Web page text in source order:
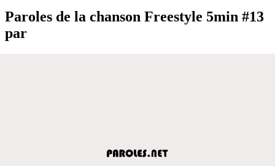
Paroles de la chanson Freestyle 5min #13
par